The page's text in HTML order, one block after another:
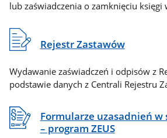
lub zaświadczenia o zamknięciu księgi
Rejestr Zastawów
Wydawanie zaświadczeń i odpisów z
podstawie danych z Centrali Rejestru
Formularze uzasadnień
– program ZEUS